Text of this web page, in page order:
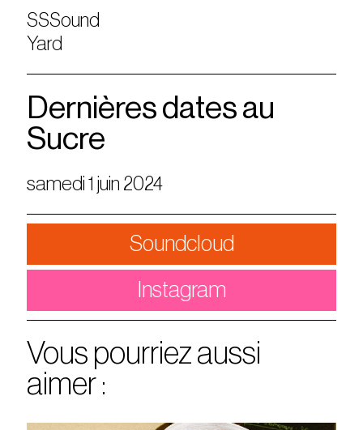
SSSound
Yard
Dernières dates au
Sucre
samedi 1 juin 2024
Soundcloud
Instagram
Vous pourriez aussi
aimer :